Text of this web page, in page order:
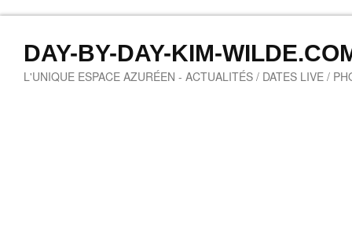
DAY-BY-DAY-KIM-
L'UNIQUE ESPACE AZURÉEN - ACTUALITÉS / DATES LIVE /